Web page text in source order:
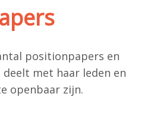
positionpapers en
met haar leden en
openbaar zijn.